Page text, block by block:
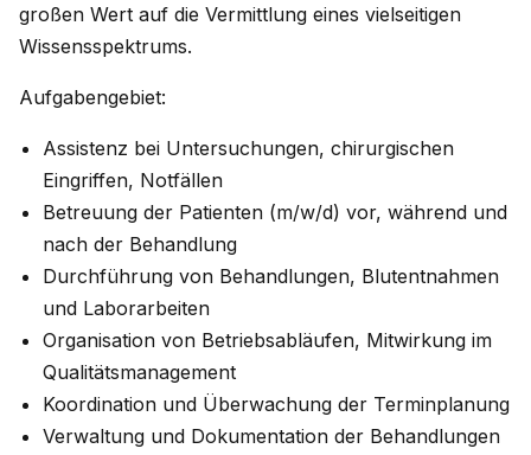
großen Wert auf die Vermittlung eines vielseitigen
Wissensspektrums.
Aufgabengebiet:
Assistenz bei Untersuchungen, chirurgischen
Eingriffen, Notfällen
Betreuung der Patienten (m/w/d) vor, während und
nach der Behandlung
Durchführung von Behandlungen, Blutentnahmen
und Laborarbeiten
Organisation von Betriebsabläufen, Mitwirkung im
Qualitätsmanagement
Koordination und Überwachung der Terminplanung
Verwaltung und Dokumentation der Behandlungen